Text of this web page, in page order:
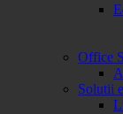
Office
Solutii